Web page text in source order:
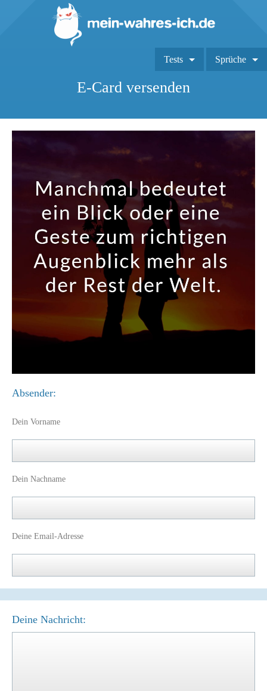
Tests Sprüche
E-Card versenden
Absender:
Dein Vorname
Dein Nachname
Deine Email-Adresse
Deine Nachricht: